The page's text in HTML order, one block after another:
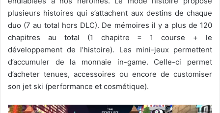
plusieurs histoires qui s’attachent aux destins de chaque
duo (7 au total hors DLC). De mémoires il y a plus de 120
chapitres au total (1 chapitre = 1 course + le
développement de l’histoire). Les mini-jeux permettent
d’accumuler de la monnaie in-game. Celle-ci permet
d’acheter tenues, accessoires ou encore de customiser
son jet ski (performance et cosmétique).